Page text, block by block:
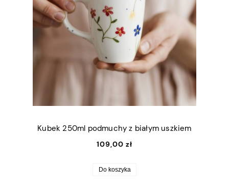
Kubek 250ml podmuchy z białym uszkiem
109,00 zł
Do koszyka